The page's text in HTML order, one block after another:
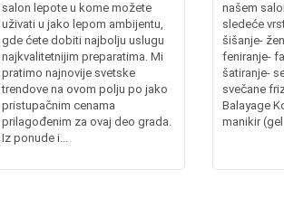
salon lepote u kome možete
uživati u jako lepom ambijentu,
gde ćete dobiti najbolju uslugu
najkvalitetnijim preparatima. Mi
pratimo najnovije svetske
trendove na ovom polju po jako
pristupačnim cenama
prilagođenim za ovaj deo grada.
Iz ponude i...
našem
sledeće
šišanje-
feniranje-
šatiranje-
svečane
Balayage
manikir